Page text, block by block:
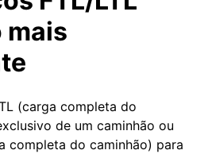
mais
(carga completa do
de um caminhão ou
completa do caminhão) para